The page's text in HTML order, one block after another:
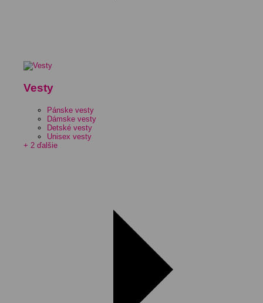
Vesty
Pánske vesty
Dámske vesty
Detské vesty
Unisex vesty
+ 2 ďalšie